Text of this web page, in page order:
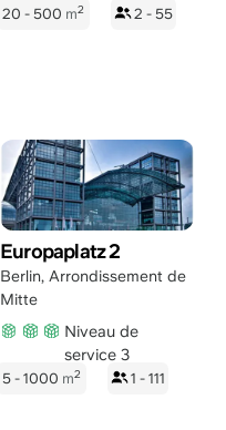
20 - 500 m2 2 - 55
Europaplatz 2
Berlin, Arrondissement de
Mitte
Niveau de
service 3
5 - 1000 m2 1 - 111